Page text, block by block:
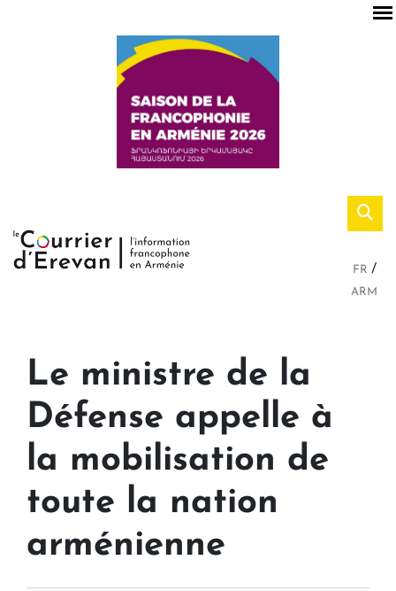
FR
ARM
Le ministre de la
Défense appelle à
la mobilisation de
toute la nation
arménienne